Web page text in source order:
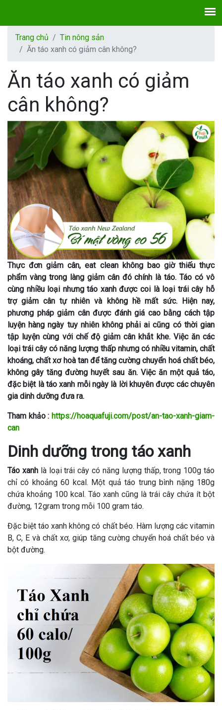
Trang chủ
Tin nông sản
Ăn táo xanh có giảm cân không?
Ăn táo xanh có giảm
cân không?
Thực đơn giảm cân, eat clean không bao giờ thiếu thực
phẩm vàng trong làng giảm cân đó chính là táo. Táo có vô
cùng nhiều loại nhưng táo xanh được coi là loại trái cây hỗ
trợ giảm cân tự nhiên và không hề mất sức. Hiện nay,
phương pháp giảm cân được đánh giá cao bằng cách tập
luyện hàng ngày tuy nhiên không phải ai cũng có thời gian
tập luyện cùng với chế độ giảm cân khắt khe. Việc ăn các
loại trái cây có năng lượng thấp nhưng có nhiều vitamin, chất
khoáng, chất xơ hoà tan để tăng cường chuyển hoá chất béo,
không gây tăng đường huyết sau ăn. Việc ăn một quả táo,
đặc biệt là táo xanh mỗi ngày là lời khuyên được các chuyên
gia dinh dưỡng đưa ra.
Tham khảo : https://hoaquafuji.com/post/an-tao-xanh-giam-
can
Dinh dưỡng trong táo xanh
Táo xanh là loại trái cây có năng lượng thấp, trong 100g táo
chỉ có khoảng 60 kcal. Một quả táo trung bình nặng 180g
chứa khoảng 100 kcal. Táo xanh cũng là trái cây chứa ít bột
đường, 12gram trong mỗi 100 gram táo.
Đặc biệt táo xanh không có chất béo. Hàm lượng các vitamin
B, C, E và chất xơ, giúp tăng cường chuyển hoá chất béo và
bột đường.